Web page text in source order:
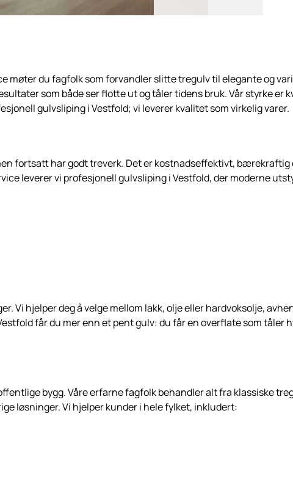
møter du fagfolk som forvandler slitte tregulv til elegante og
som både ser flotte ut og tåler tidens bruk. Vår styrke er
gulvsliping i Vestfold; vi leverer kvalitet som virkelig varer.
fortsatt har godt treverk. Det er kostnadseffektivt, bærekraftig
leverer vi profesjonell gulvsliping i Vestfold, der moderne
Vi hjelper deg å velge mellom lakk, olje eller hardvoksolje,
får du mer enn et pent gulv: du får en overflate som tåler
bygg. Våre erfarne fagfolk behandler alt fra klassiske
løsninger. Vi hjelper kunder i hele fylket, inkludert: